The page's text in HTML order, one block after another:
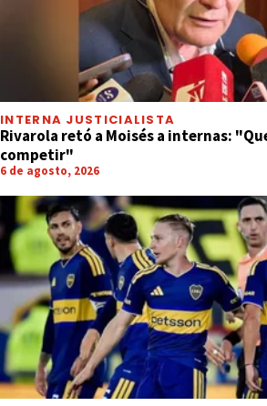
INTERNA JUSTICIALISTA
Rivarola retó a Moisés a internas:
competir"
6 de agosto, 2026